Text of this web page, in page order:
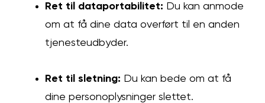
Ret til dataportabilitet: Du kan anmode
om at få dine data overført til en anden
tjenesteudbyder.
Ret til sletning: Du kan bede om at få
dine personoplysninger slettet.